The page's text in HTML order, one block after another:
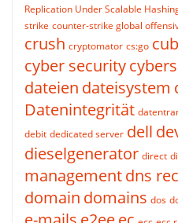
Replication Under Scalable
strike counter-strike global
crush cryptomator cs:go
cyber security
dateien dateisystem
Datenintegrität
debit dedicated server dell
dieselgenerator direct
managementdns
domain domains dos